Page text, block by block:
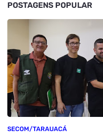
POSTAGENS POPULAR
SECOM/TARAUACÁ